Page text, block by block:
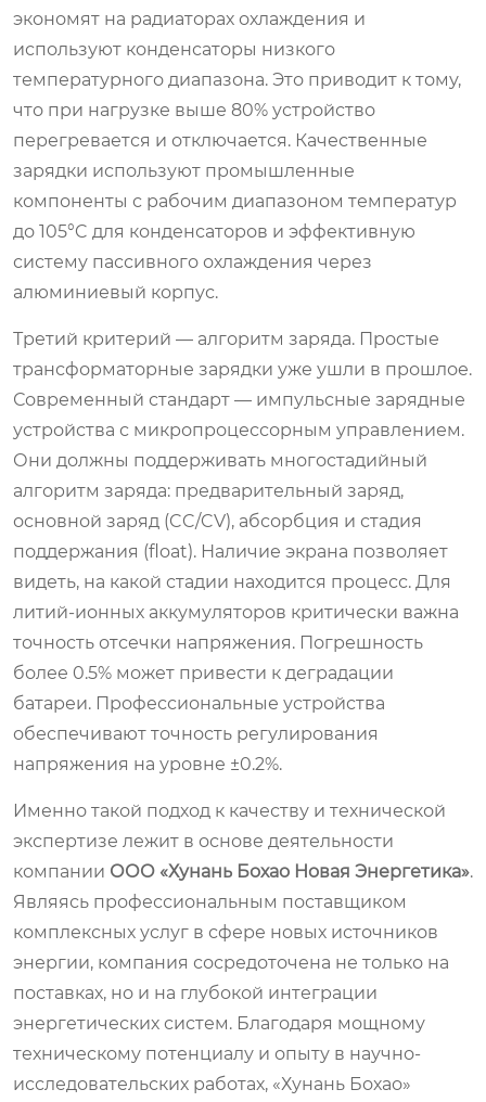
экономят на радиаторах охлаждения и
используют конденсаторы низкого
температурного диапазона. Это приводит к тому,
что при нагрузке выше 80% устройство
перегревается и отключается. Качественные
зарядки используют промышленные
компоненты с рабочим диапазоном температур
до 105°C для конденсаторов и эффективную
систему пассивного охлаждения через
алюминиевый корпус.
Третий критерий — алгоритм заряда. Простые
трансформаторные зарядки уже ушли в прошлое.
Современный стандарт — импульсные зарядные
устройства с микропроцессорным управлением.
Они должны поддерживать многостадийный
алгоритм заряда: предварительный заряд,
основной заряд (CC/CV), абсорбция и стадия
поддержания (float). Наличие экрана позволяет
видеть, на какой стадии находится процесс. Для
литий-ионных аккумуляторов критически важна
точность отсечки напряжения. Погрешность
более 0.5% может привести к деградации
батареи. Профессиональные устройства
обеспечивают точность регулирования
напряжения на уровне ±0.2%.
Именно такой подход к качеству и технической
экспертизе лежит в основе деятельности
компании ООО «Хунань Бохао Новая Энергетика».
Являясь профессиональным поставщиком
комплексных услуг в сфере новых источников
энергии, компания сосредоточена не только на
поставках, но и на глубокой интеграции
энергетических систем. Благодаря мощному
техническому потенциалу и опыту в научно-
исследовательских работах, «Хунань Бохао»